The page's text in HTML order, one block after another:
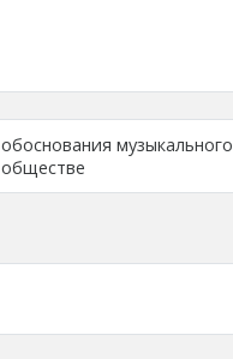
музыкального